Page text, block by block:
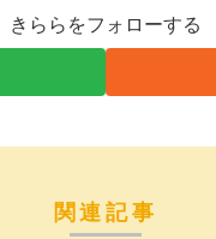
きららをフォローする
関連記事